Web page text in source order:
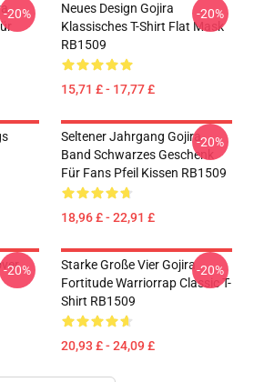
-20%
Neues Design Gojira
Klassisches T-Shirt Flat Mask
RB1509
15,71 £ - 17,77 £
-20%
Seltener Jahrgang Gojira
Band Schwarzes Geschenk
Für Fans Pfeil Kissen RB1509
18,96 £ - 22,91 £
-20%
-20%
Starke Große Vier Gojira
Fortitude Warriorrap Classic T-
Shirt RB1509
20,93 £ - 24,09 £
-20%